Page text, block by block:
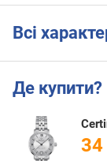
Всі
Де купити?
34